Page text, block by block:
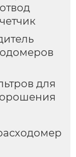
для
орошения